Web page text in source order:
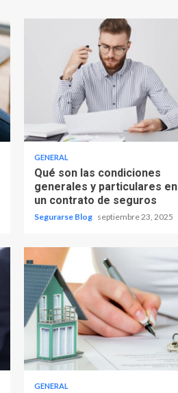
GENERAL
Qué son las condiciones
generales y particulares en
un contrato de seguros
Segurarse Blog septiembre 23, 2025
GENERAL